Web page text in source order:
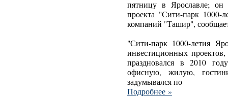
пятницу в Ярославле; он
проекта "Сити-парк 1000-
компаний "Ташир",
"Сити-парк 1000-летия
инвестиционных
праздновался в 2010
офисную, жилую,
задумывался по
Подробнее »